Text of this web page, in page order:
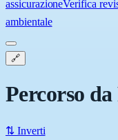
assicurazioneVerifica
ambientale
🔗
Percorso
⇅ Inverti